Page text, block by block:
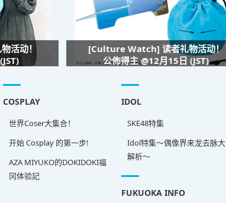
活动！
[Culture Watch] 读者礼物活动！
公佈得主 @12月15日 (JST)
COSPLAY
世界Coser大集合！
开始 Cosplay 的第一步!
AZA MIYUKO的DOKIDOKI福
冈体验記
IDOL
SKE48特集
Idol特集～偶像界来龙去脉大
解析～
FUKUOKA INFO